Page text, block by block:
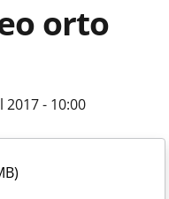
orto
- 10:00